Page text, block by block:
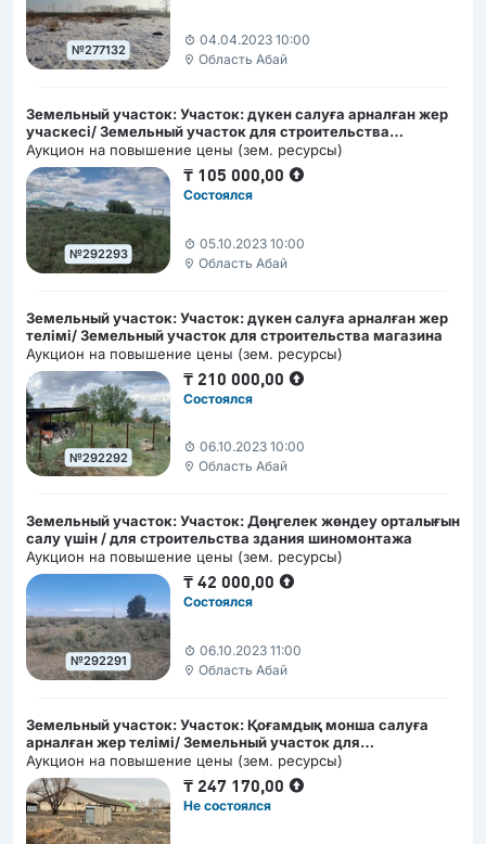
№277132
04.04.2023 10:00
Область Абай
Земельный участок: Участок: дүкен салуға арналған жер
учаскесі/ Земельный участок для строительства
магазина
Аукцион на повышение цены (зем. ресурсы)
№292293
₸ 105 000,00
Состоялся
05.10.2023 10:00
Область Абай
Земельный участок: Участок: дүкен салуға арналған жер
телімі/ Земельный участок для строительства магазина
Аукцион на повышение цены (зем. ресурсы)
№292292
₸ 210 000,00
Состоялся
06.10.2023 10:00
Область Абай
Земельный участок: Участок: Дөңгелек жөндеу орталығын
салу үшін / для строительства здания шиномонтажа
Аукцион на повышение цены (зем. ресурсы)
№292291
₸42 000,00
Состоялся
06.10.2023 11:00
Область Абай
Земельный участок: Участок: Қоғамдық монша салуға
арналған жер телімі/ Земельный участок для
строительство общественной бани
Аукцион на повышение цены (зем. ресурсы)
₸ 247 170,00
Не состоялся